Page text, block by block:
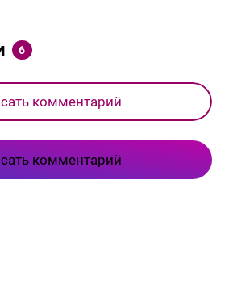
6
комментарий
комментарий